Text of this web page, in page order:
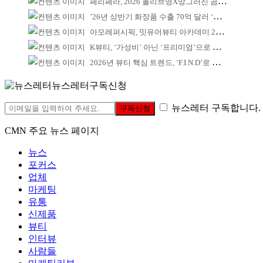
’26년 상반기 화장품 수출 70억 달러 ‘역대 최고’
아모레퍼시픽, 밋유어뷰티 아카데미 2기 발대식
K뷰티, ‘가성비’ 아닌 ‘프리미엄’으로 승부걸어야
2026년 뷰티 핵심 트렌드, ‘F.I.N.D’로 읽는다
뉴스레터구독신청
구독신청 뉴스레터 구독합니다.
CMN 주요 뉴스 페이지
뉴스
포커스
업체
마케팅
유통
신제품
뷰티
인터뷰
사람들